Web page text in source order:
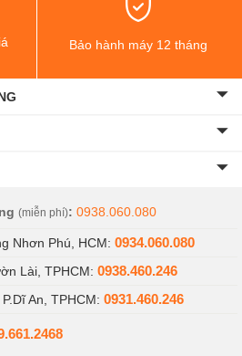
Bảo hành máy 12 tháng
(miễn phí): 0938.060.080
Nhơn Phú, HCM: 0934.060.080
Lài, TPHCM: 0938.460.246
An, TPHCM: 0931.460.246